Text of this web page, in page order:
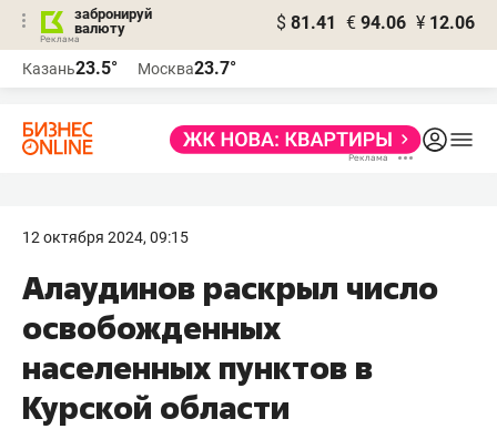
забронируй
валюту
$ 81.41 € 94.06 ¥ 12.06
Казань23.5° Москва23.7°
12 октября 2024, 09:15
Алаудинов раскрыл число
освобожденных
населенных пунктов в
Курской области